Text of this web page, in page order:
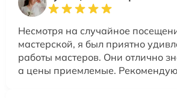
Несмотря на случайное
мастерской, я был приятно
работы мастеров. Они отлично
а цены приемлемые.